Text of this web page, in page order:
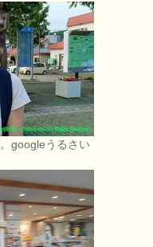
googleうるさい